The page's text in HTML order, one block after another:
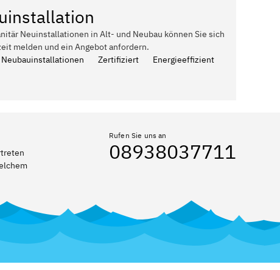
Neuinstallationen in Alt- und Neubau können Sie sich
melden und ein Angebot anfordern.
Zertifiziert Energieeffizient
Rufen Sie uns an
08938037711